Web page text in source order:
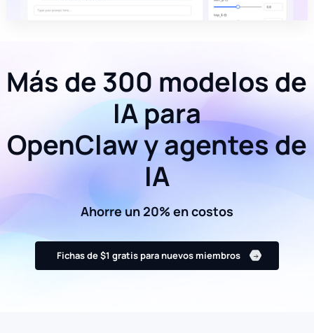
Más de 300 modelos de
IA para
OpenClaw y agentes de
IA
Ahorre un 20% en costos
Fichas de $1 gratis para nuevos miembros